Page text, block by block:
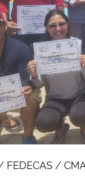
FEDECAS /